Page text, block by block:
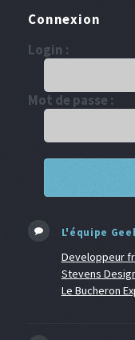
Connexion
Login :
Mot de passe :
L'équipe
Developpeur
Stevens
Le Bucheron